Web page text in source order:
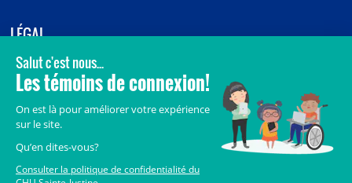
LÉGAL
© 2006-2026CHU Sainte-Justine.
Tous droits réservés.
Crédits
Accès aux documents des organismes publics